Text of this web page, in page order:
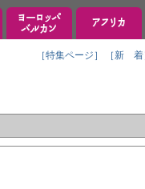
［特集ページ］ ［新 着